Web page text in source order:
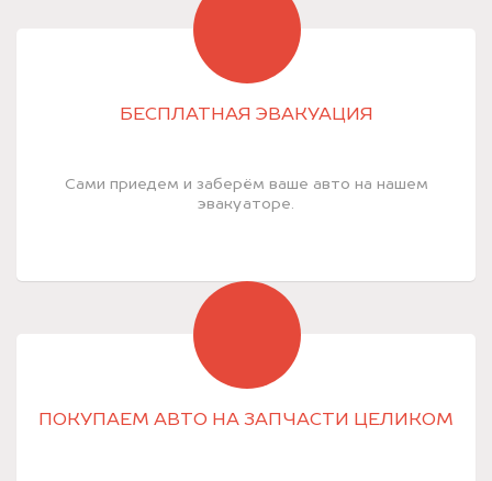
БЕСПЛАТНАЯ ЭВАКУАЦИЯ
Сами приедем и заберём ваше авто на нашем
эвакуаторе.
ПОКУПАЕМ АВТО НА ЗАПЧАСТИ ЦЕЛИКОМ